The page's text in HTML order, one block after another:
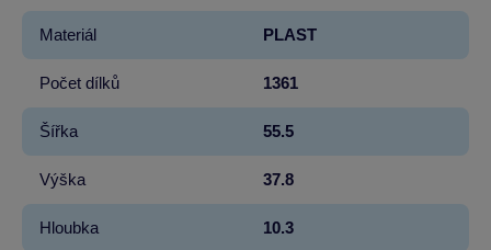
Materiál PLAST
Počet dílků 1361
Šířka 55.5
Výška 37.8
Hloubka 10.3